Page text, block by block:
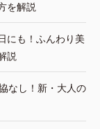
を解説
にも！ふんわり美
説
なし！新・大人の